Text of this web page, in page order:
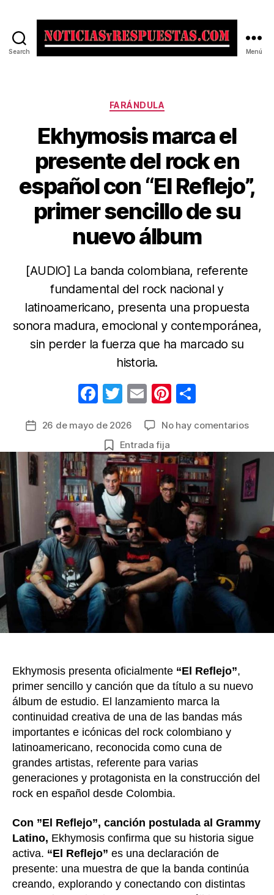
Search Menú
Categorías
FARÁNDULA
Ekhymosis marca el
presente del rock en
español con “El Reflejo”,
primer sencillo de su
nuevo álbum
[AUDIO] La banda colombiana, referente
fundamental del rock nacional y
latinoamericano, presenta una propuesta
sonora madura, emocional y contemporánea,
sin perder la fuerza que ha marcado su
historia.
F
c
e
b
o
o
k
T
itt
er
E
ail
Pi
er
e
st
m
p
ar
tir
Fecha
la
entrada
26 de mayo de 2026 No hay comentariosen
el
del
rock
“El
Entrada fija
Ekhymosis presenta oficialmente “El Reflejo”,
primer sencillo y canción que da título a su nuevo
álbum de estudio. El lanzamiento marca la
continuidad creativa de una de las bandas más
importantes e icónicas del rock colombiano y
latinoamericano, reconocida como cuna de
grandes artistas, referente para varias
generaciones y protagonista en la construcción del
rock en español desde Colombia.
Con ”El Reflejo”, canción postulada al Grammy
Latino, Ekhymosis confirma que su historia sigue
activa. “El Reflejo” es una declaración de
presente: una muestra de que la banda continúa
creando, explorando y conectando con distintas